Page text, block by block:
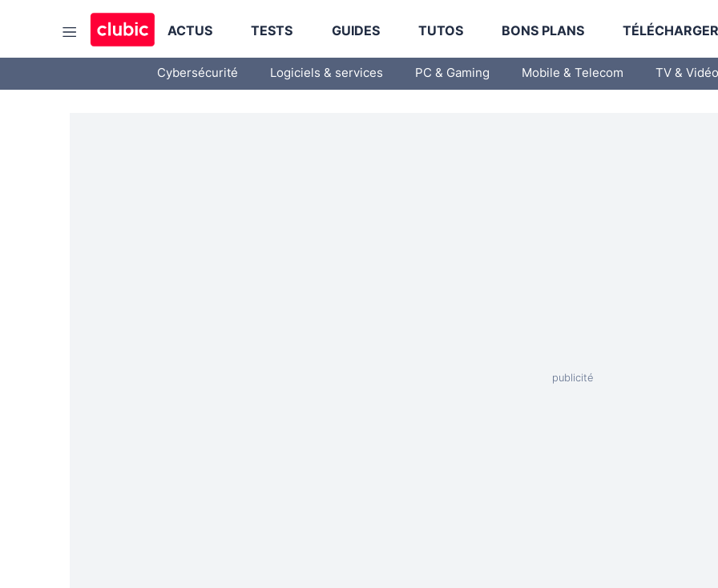
ACTUS TESTS GUIDES TUTOS BONS PLANS
Cybersécurité Logiciels & services PC & Gaming Mobile & Telecom TV & Vidéo